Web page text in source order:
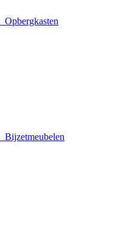
Opbergkasten
Bijzetmeubelen